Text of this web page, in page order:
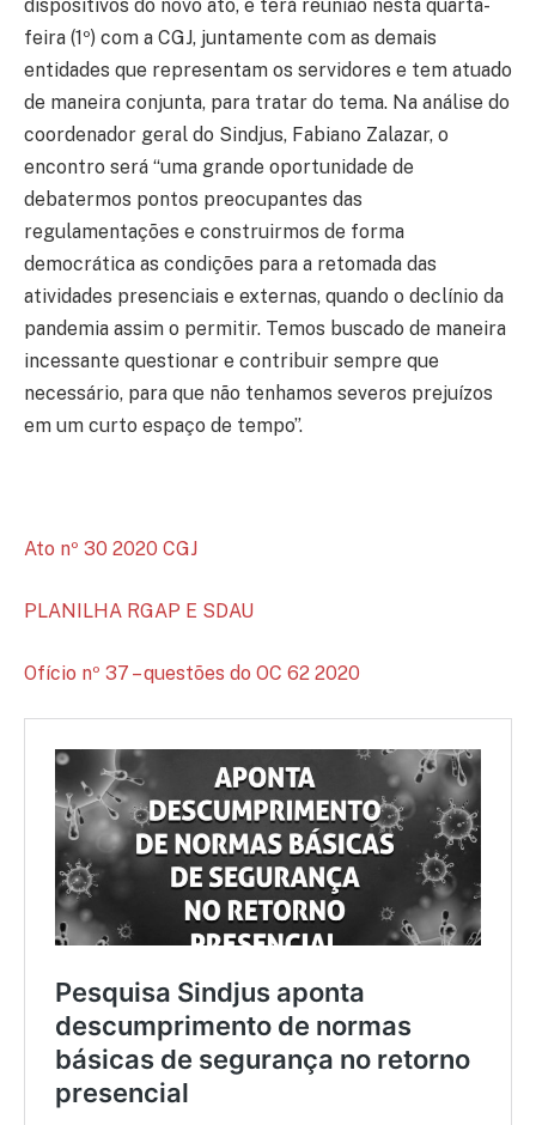
dispositivos do novo ato, e terá reunião nesta quarta-
feira (1º) com a CGJ, juntamente com as demais
entidades que representam os servidores e tem atuado
de maneira conjunta, para tratar do tema. Na análise do
coordenador geral do Sindjus, Fabiano Zalazar, o
encontro será “uma grande oportunidade de
debatermos pontos preocupantes das
regulamentações e construirmos de forma
democrática as condições para a retomada das
atividades presenciais e externas, quando o declínio da
pandemia assim o permitir. Temos buscado de maneira
incessante questionar e contribuir sempre que
necessário, para que não tenhamos severos prejuízos
em um curto espaço de tempo”.
Ato nº 30 2020 CGJ
PLANILHA RGAP E SDAU
Ofício nº 37 – questões do OC 62 2020